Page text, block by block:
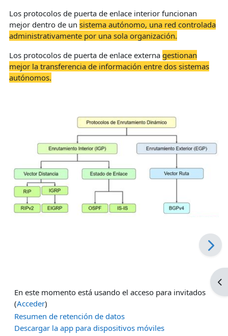
Los protocolos de puerta de enlace interior funcionan
mejor dentro de un sistema autónomo, una red controlada
administrativamente por una sola organización.
Los protocolos de puerta de enlace externa gestionan
mejor la transferencia de información entre dos sistemas
autónomos.
En este momento está usando el acceso para invitados
(Acceder)
Resumen de retención de datos
Descargar la app para dispositivos móviles